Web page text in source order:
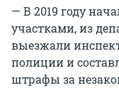
— В 2019 году
участками, из
выезжали
полиции и
штрафы за